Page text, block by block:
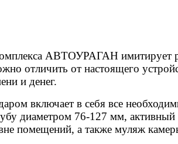
АВТОУРАГАН имитирует
отличить от настоящего
и денег.
включает в себя все
диаметром 76-127 мм,
помещений, а также муляж